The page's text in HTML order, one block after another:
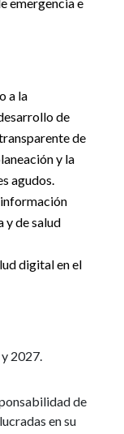
a la
de
de
y la
agudos.
y de salud
digital en el
2027.
de
en su